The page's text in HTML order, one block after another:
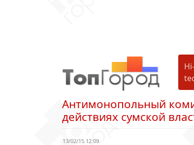
Hi-
Антимонопольный
действиях сумской
13/02/15 12:09